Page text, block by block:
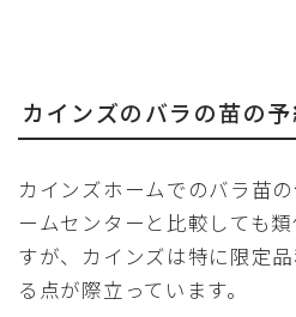
カインズのバラの苗の
カインズホームでのバラ苗
ームセンターと比較しても
すが、カインズは特に限定
る点が際立っています。